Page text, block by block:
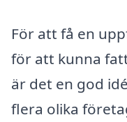
För att få en
för att kunna
är det en god
flera olika